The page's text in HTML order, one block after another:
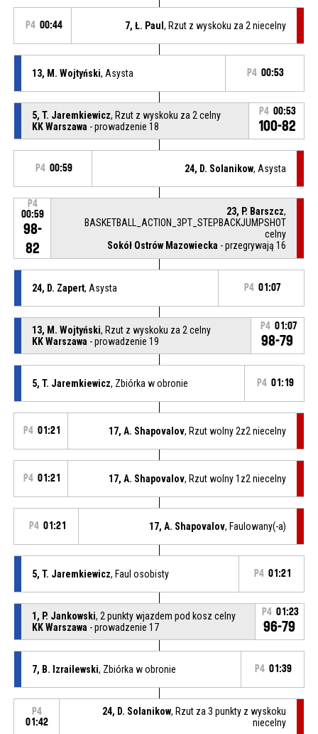
P4 00:44 7, Ł. Paul, Rzut z wyskoku za 2 niecelny
13, M. Wojtyński, Asysta P4 00:53
5, T. Jaremkiewicz, Rzut z wyskoku za 2 celny
KK Warszawa - prowadzenie 18
P4 00:53
100-82
P4 00:59 24, D. Solanikow, Asysta
P4
00:59
98-
82
23, P. Barszcz,
BASKETBALL_ACTION_3PT_STEPBACKJUMPSHOT
celny
Sokół Ostrów Mazowiecka - przegrywają 16
24, D. Zapert, Asysta P4 01:07
13, M. Wojtyński, Rzut z wyskoku za 2 celny
KK Warszawa - prowadzenie 19
P4 01:07
98-79
5, T. Jaremkiewicz, Zbiórka w obronie P4 01:19
P4 01:21 17, A. Shapovalov, Rzut wolny 2z2 niecelny
P4 01:21 17, A. Shapovalov, Rzut wolny 1z2 niecelny
P4 01:21 17, A. Shapovalov, Faulowany(-a)
5, T. Jaremkiewicz, Faul osobisty P4 01:21
1, P. Jankowski, 2 punkty wjazdem pod kosz celny
KK Warszawa - prowadzenie 17
P4 01:23
96-79
7, B. Izrailewski, Zbiórka w obronie P4 01:39
P4
01:42
24, D. Solanikow, Rzut za 3 punkty z wyskoku
niecelny